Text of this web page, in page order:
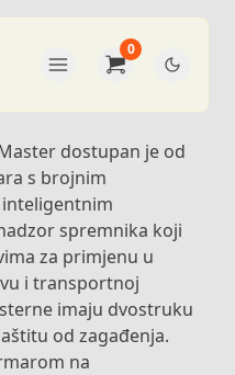
0
dostupan je od
s brojnim
spremnika koji
za primjenu u
i transportnoj
imaju dvostruku
od zagađenja.
na